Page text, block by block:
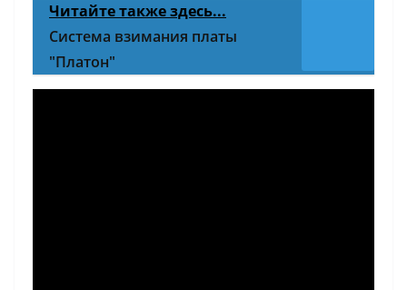
Читайте также здесь...
Система взимания платы
"Платон"